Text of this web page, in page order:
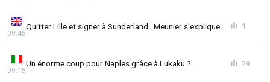
Quitter Lille et signer à Sunderland : Meunier s'explique
09:45
1
Un énorme coup pour Naples grâce à Lukaku ?
09:15
29